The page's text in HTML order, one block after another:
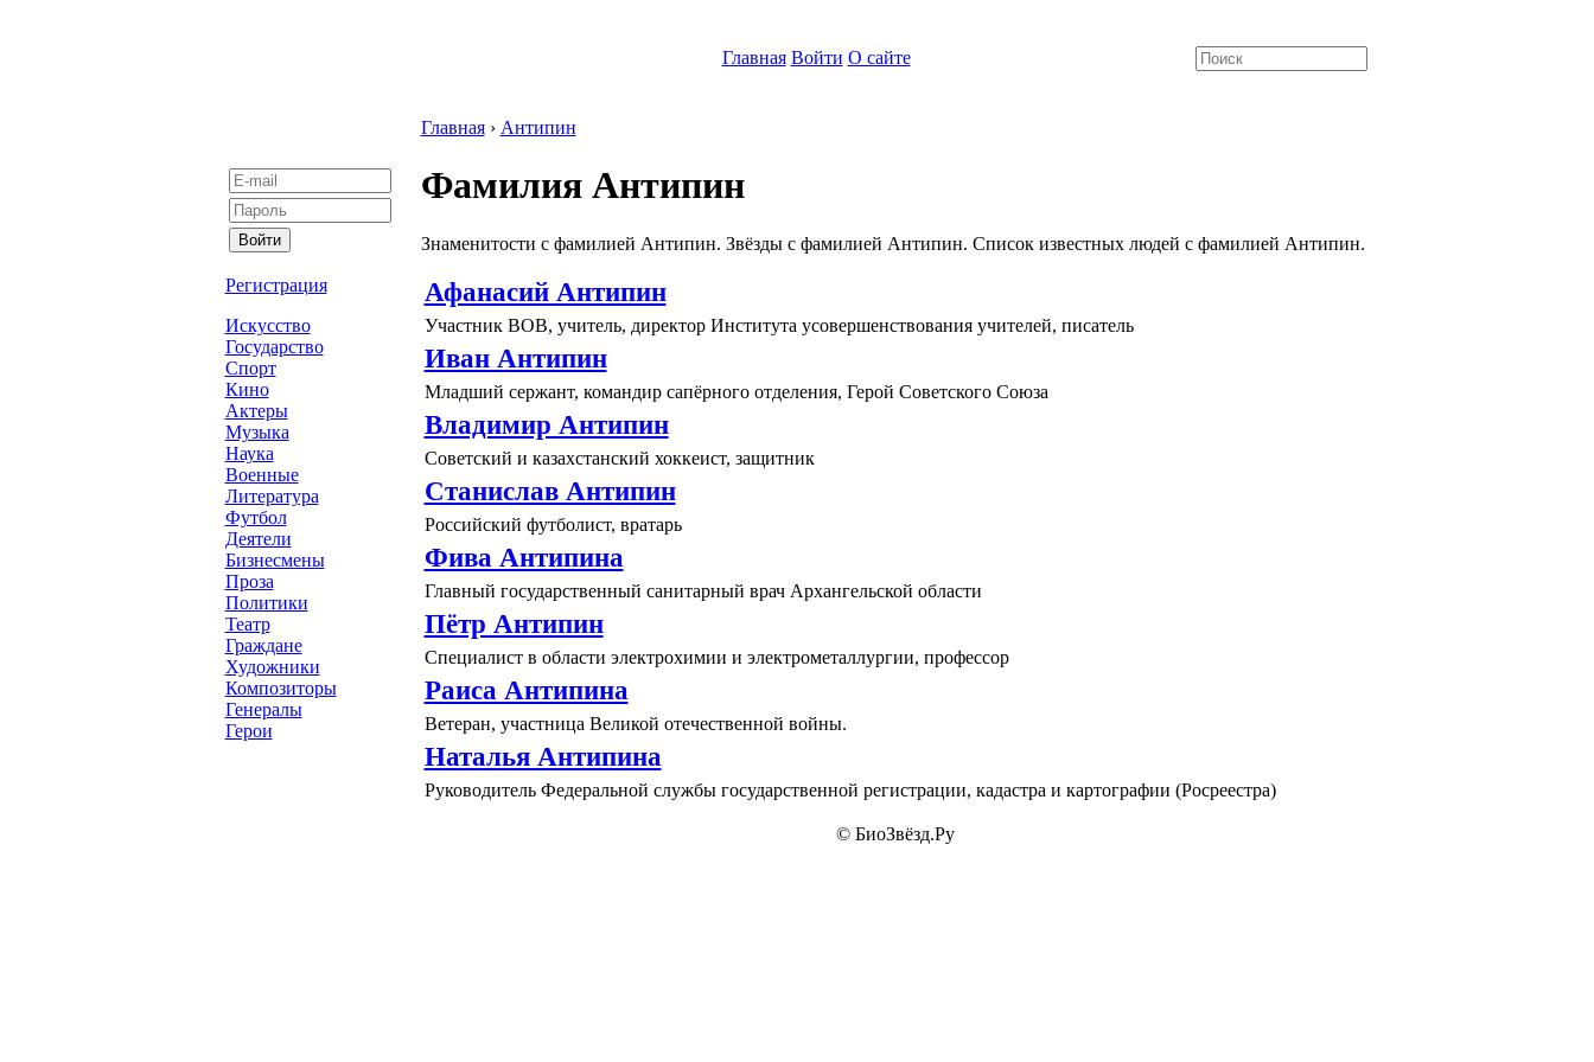
Главная Войти О сайте
Регистрация
Искусство
Государство
Спорт
Кино
Актеры
Музыка
Наука
Военные
Литература
Футбол
Деятели
Бизнесмены
Проза
Политики
Театр
Граждане
Художники
Композиторы
Генералы
Герои
Главная› Антипин
Фамилия Антипин
Знаменитости с фамилией Антипин. Звёзды с фамилией Антипин. Список известных людей с фамилией Антипин.
Афанасий Антипин
Участник ВОВ, учитель, директор Института усовершенствования учителей, писатель
Иван Антипин
Младший сержант, командир сапёрного отделения, Герой Советского Союза
Владимир Антипин
Советский и казахстанский хоккеист, защитник
Станислав Антипин
Российский футболист, вратарь
Фива Антипина
Главный государственный санитарный врач Архангельской области
Пётр Антипин
Специалист в области электрохимии и электрометаллургии, профессор
Раиса Антипина
Ветеран, участница Великой отечественной войны.
Наталья Антипина
Руководитель Федеральной службы государственной регистрации, кадастра и картографии (Росреестра)
© БиоЗвёзд.Ру